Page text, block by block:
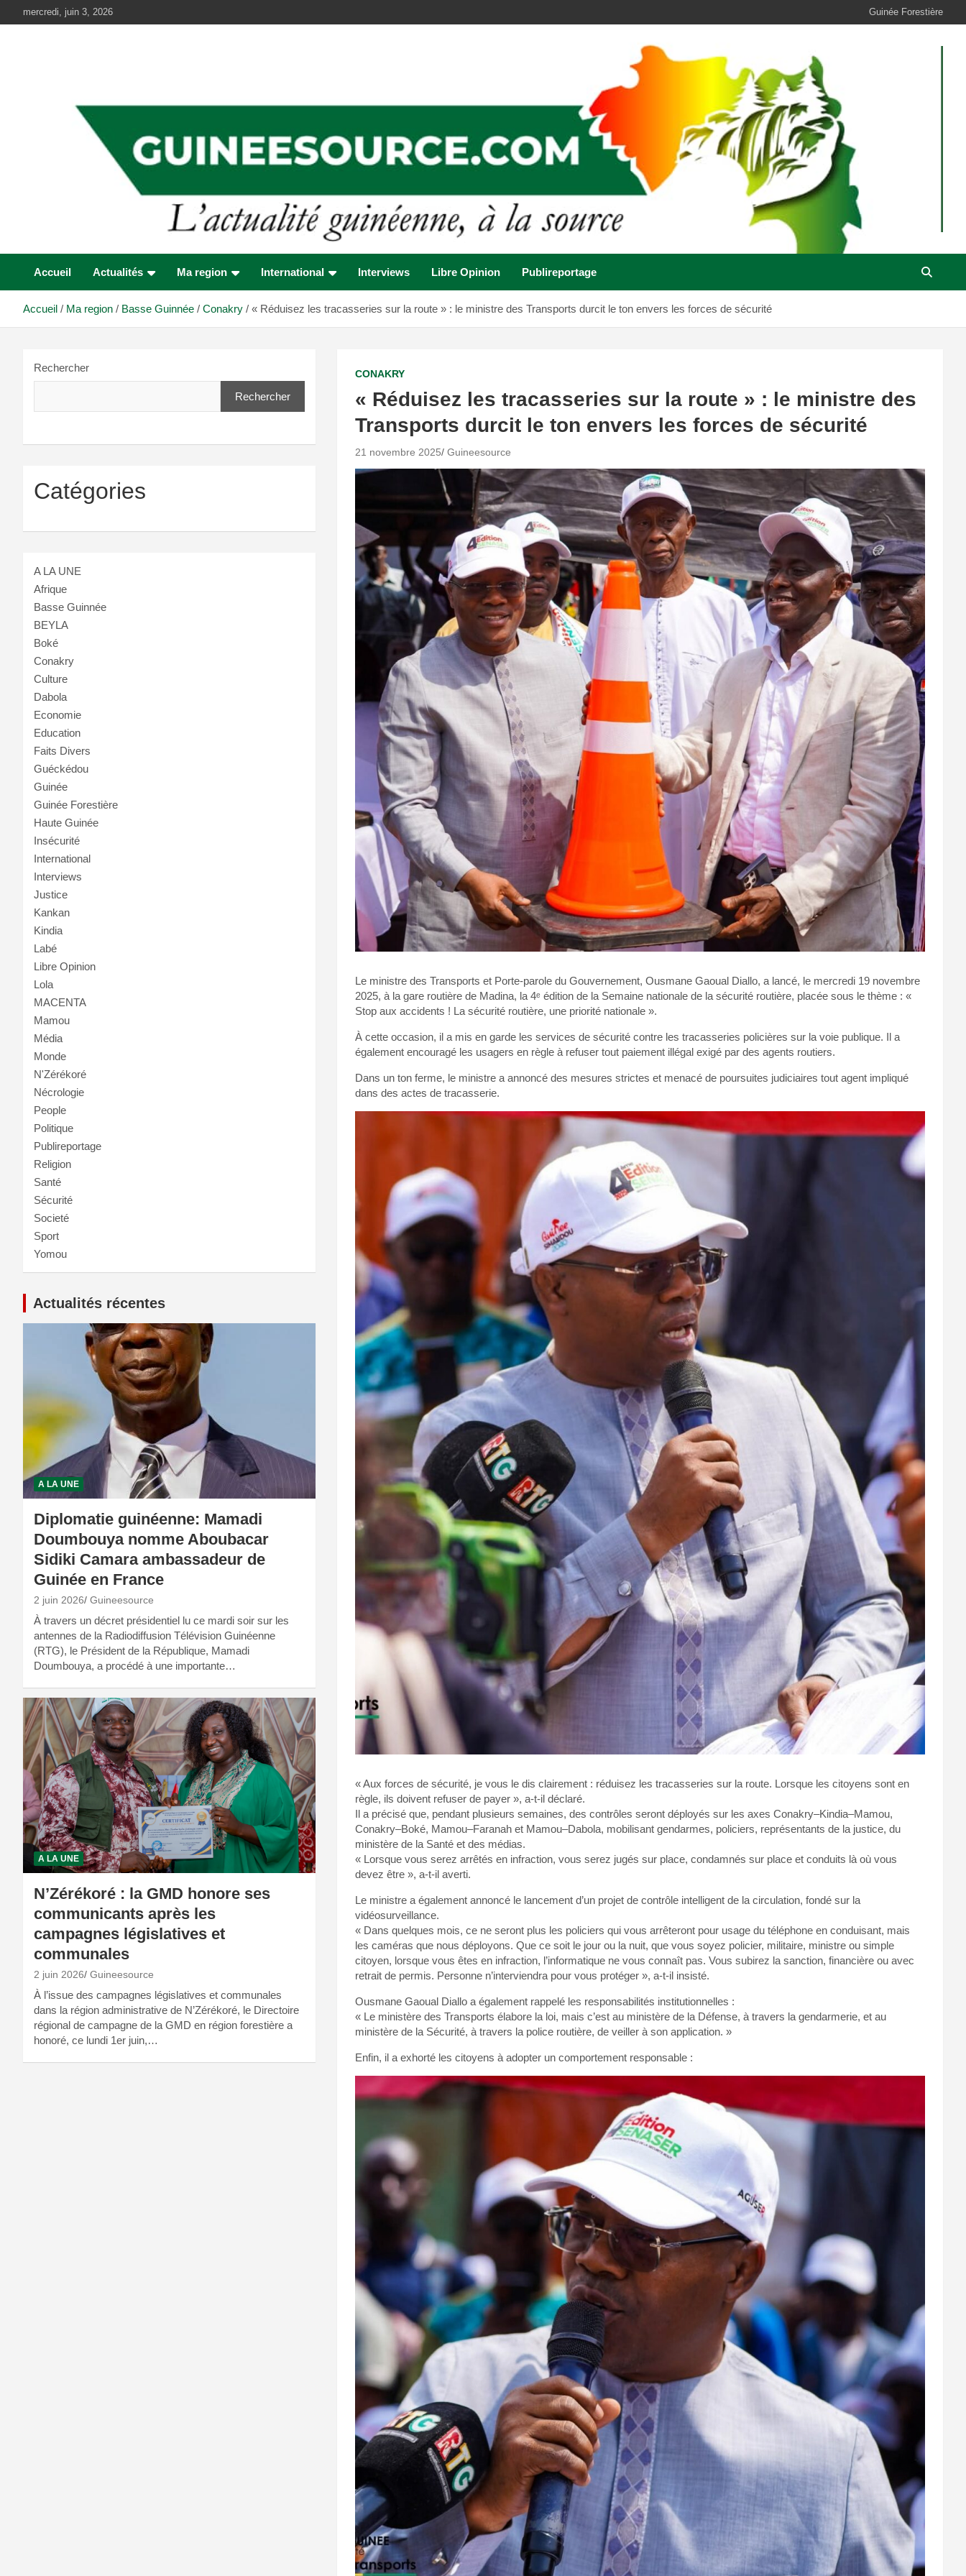
au
mercredi, juin 3, 2026 Guinée Forestière
Accueil Actualités Ma region International Interviews Libre Opinion Publireportage
Accueil Ma region Basse Guinnée Conakry « Réduisez les tracasseries sur la route » : le ministre des Transports durcit le ton envers les forces de sécurité
CONAKRY
« Réduisez les tracasseries sur la route » : le ministre des
Transports durcit le ton envers les forces de sécurité
21 novembre 2025 Guineesource
Le ministre des Transports et Porte-parole du Gouvernement, Ousmane Gaoual Diallo, a lancé, le mercredi 19 novembre
2025, à la gare routière de Madina, la 4ᵉ édition de la Semaine nationale de la sécurité routière, placée sous le thème : «
Stop aux accidents ! La sécurité routière, une priorité nationale ».
À cette occasion, il a mis en garde les services de sécurité contre les tracasseries policières sur la voie publique. Il a
également encouragé les usagers en règle à refuser tout paiement illégal exigé par des agents routiers.
Dans un ton ferme, le ministre a annoncé des mesures strictes et menacé de poursuites judiciaires tout agent impliqué
dans des actes de tracasserie.
« Aux forces de sécurité, je vous le dis clairement : réduisez les tracasseries sur la route. Lorsque les citoyens sont en
règle, ils doivent refuser de payer », a-t-il déclaré.
Il a précisé que, pendant plusieurs semaines, des contrôles seront déployés sur les axes Conakry–Kindia–Mamou,
Conakry–Boké, Mamou–Faranah et Mamou–Dabola, mobilisant gendarmes, policiers, représentants de la justice, du
ministère de la Santé et des médias.
« Lorsque vous serez arrêtés en infraction, vous serez jugés sur place, condamnés sur place et conduits là où vous
devez être », a-t-il averti.
Le ministre a également annoncé le lancement d’un projet de contrôle intelligent de la circulation, fondé sur la
vidéosurveillance.
« Dans quelques mois, ce ne seront plus les policiers qui vous arrêteront pour usage du téléphone en conduisant, mais
les caméras que nous déployons. Que ce soit le jour ou la nuit, que vous soyez policier, militaire, ministre ou simple
citoyen, lorsque vous êtes en infraction, l’informatique ne vous connaît pas. Vous subirez la sanction, financière ou avec
retrait de permis. Personne n’interviendra pour vous protéger », a-t-il insisté.
Ousmane Gaoual Diallo a également rappelé les responsabilités institutionnelles :
« Le ministère des Transports élabore la loi, mais c’est au ministère de la Défense, à travers la gendarmerie, et au
ministère de la Sécurité, à travers la police routière, de veiller à son application. »
Enfin, il a exhorté les citoyens à adopter un comportement responsable :
Rechercher
Rechercher
Catégories
A LA UNE
Afrique
Basse Guinnée
BEYLA
Boké
Conakry
Culture
Dabola
Economie
Education
Faits Divers
Guéckédou
Guinée
Guinée Forestière
Haute Guinée
Insécurité
International
Interviews
Justice
Kankan
Kindia
Labé
Libre Opinion
Lola
MACENTA
Mamou
Média
Monde
N'Zérékoré
Nécrologie
People
Politique
Publireportage
Religion
Santé
Sécurité
Societé
Sport
Yomou
Actualités récentes
A LA UNE
Diplomatie guinéenne: Mamadi
Doumbouya nomme Aboubacar
Sidiki Camara ambassadeur de
Guinée en France
2 juin 2026 Guineesource
À travers un décret présidentiel lu ce mardi soir sur les
antennes de la Radiodiffusion Télévision Guinéenne
(RTG), le Président de la République, Mamadi
Doumbouya, a procédé à une importante…
A LA UNE
N’Zérékoré : la GMD honore ses
communicants après les
campagnes législatives et
communales
2 juin 2026 Guineesource
À l’issue des campagnes législatives et communales
dans la région administrative de N’Zérékoré, le Directoire
régional de campagne de la GMD en région forestière a
honoré, ce lundi 1er juin,…